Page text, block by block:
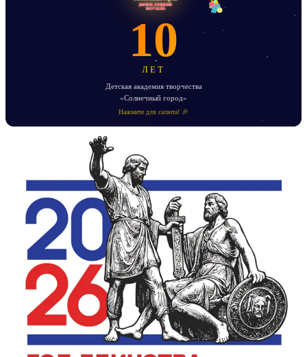
10
ЛЕТ
Детская академия творчества
«Солнечный город»
Нажмите для салюта! 🎉